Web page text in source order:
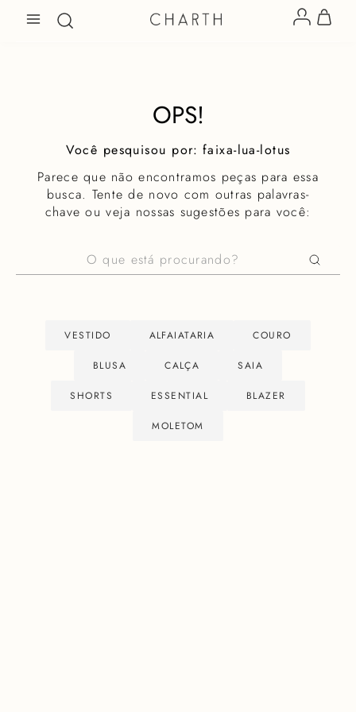
OPS!
faixa-lua-lotus
Parece que não encontramos peças para essa
busca. Tente de novo com outras palavras-
chave ou veja nossas sugestões para você:
O que está procurando?
VESTIDO ALFAIATARIA COURO
BLUSA CALÇA SAIA
SHORTS ESSENTIAL BLAZER
MOLETOM